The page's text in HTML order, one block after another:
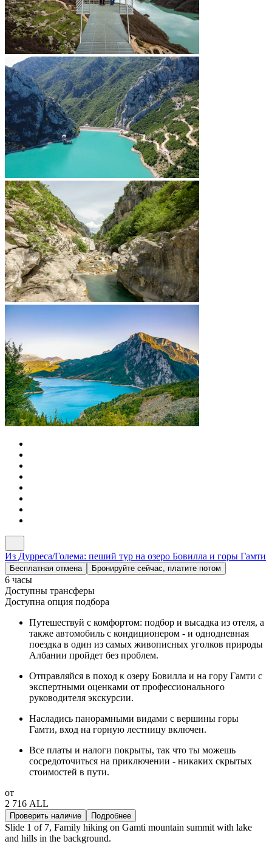
Из Дурреса/Голема: пеший тур на озеро Бовилла и горы Гамти
Бесплатная отмена Бронируйте сейчас, платите потом
6 часы
Доступны трансферы
Доступна опция подбора
Путешествуй с комфортом: подбор и высадка из отеля, а
также автомобиль с кондиционером - и однодневная
поездка в один из самых живописных уголков природы
Албании пройдет без проблем.
Отправляйся в поход к озеру Бовилла и на гору Гамти с
экспертными оценками от профессионального
руководителя экскурсии.
Насладись панорамными видами с вершины горы
Гамти, вход на горную лестницу включен.
Все платы и налоги покрыты, так что ты можешь
сосредоточиться на приключении - никаких скрытых
стоимостей в пути.
от
2 716 ALL
Проверить наличие Подробнее
Slide 1 of 7, Family hiking on Gamti mountain summit with lake
and hills in the background.